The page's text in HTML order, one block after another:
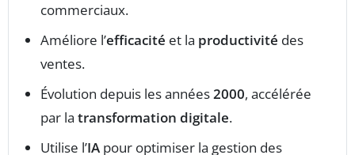
commerciaux.
Améliore l’efficacité et la productivité des
ventes.
Évolution depuis les années2000, accélérée
par la transformation digitale.
Utilise l’IA pour optimiser la gestion des